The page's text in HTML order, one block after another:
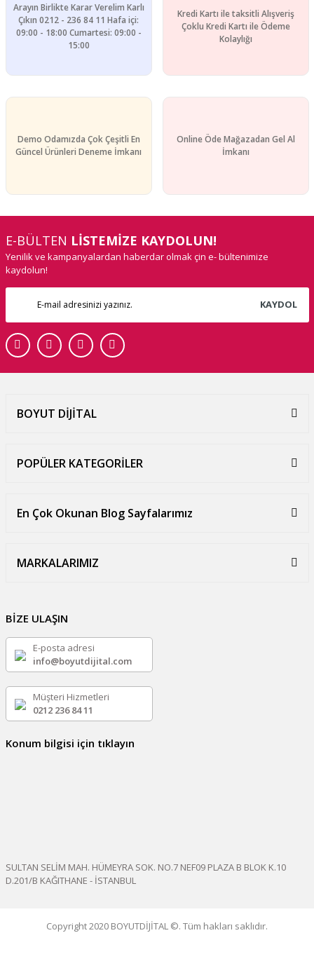
Arayın Birlikte Karar Verelim Karlı
Çıkın 0212 - 236 84 11 Hafa içi:
09:00 - 18:00 Cumartesi: 09:00 -
15:00
Kredi Kartı ile taksitli Alışveriş
Çoklu Kredi Kartı ile Ödeme
Kolaylığı
Demo Odamızda Çok Çeşitli En
Güncel Ürünleri Deneme İmkanı
Online Öde Mağazadan Gel Al
İmkanı
E-BÜLTEN LİSTEMİZE KAYDOLUN!
Yenilik ve kampanyalardan haberdar olmak çin e- bültenimize
kaydolun!
KAYDOL
BOYUT DİJİTAL
POPÜLER KATEGORİLER
En Çok Okunan Blog Sayfalarımız
MARKALARIMIZ
BİZE ULAŞIN
E-posta adresi
info@boyutdijital.com
Müşteri Hizmetleri
0212 236 84 11
Konum bilgisi için tıklayın
SULTAN SELİM MAH. HÜMEYRA SOK. NO.7 NEF09 PLAZA B BLOK K.10
D.201/B KAĞITHANE - İSTANBUL
Copyright 2020 BOYUTDİJİTAL ©. Tüm hakları saklıdır.